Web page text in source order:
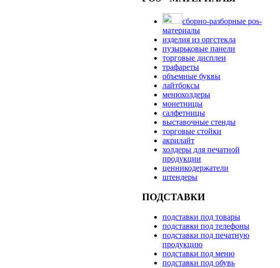
сборно-разборные pos-
материалы
изделия из оргстекла
пузырьковые панели
торговые дисплеи
трафареты
объемные буквы
лайтбоксы
менюхолдеры
монетницы
салфетницы
выставочные стенды
торговые стойки
акрилайт
холдеры для печатной
продукции
ценникодержатели
штендеры
ПОДСТАВКИ
подставки под товары
подставки под телефоны
подставки под печатную
продукцию
подставки под меню
подставки под обувь